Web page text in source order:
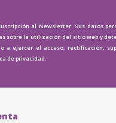
al Newsletter. Sus datos
sobre la utilización del sitio web y
a ejercer el acceso, rectificación,
de privacidad.